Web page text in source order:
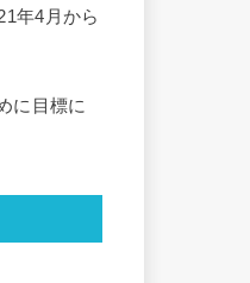
年4月から
に目標に